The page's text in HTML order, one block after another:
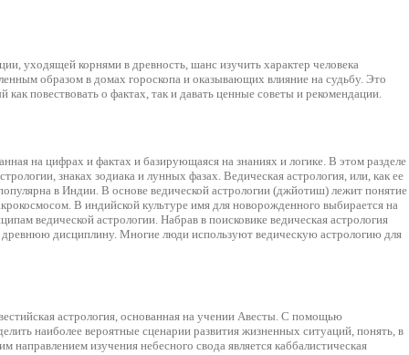
уходящей корнями в древность, шанс изучить характер человека
образом в домах гороскопа и оказывающих влияние на судьбу. Это
повествовать о фактах, так и давать ценные советы и рекомендации.
на цифрах и фактах и базирующаяся на знаниях и логике. В этом разделе
знаках зодиака и лунных фазах. Ведическая астрология, или, как ее
в Индии. В основе ведической астрологии (джйотиш) лежит понятие
В индийской культуре имя для новорожденного выбирается на
ведической астрологии. Набрав в поисковике ведическая астрология
дисциплину. Многие люди используют ведическую астрологию для
астрология, основанная на учении Авесты. С помощью
наиболее вероятные сценарии развития жизненных ситуаций, понять, в
направлением изучения небесного свода является каббалистическая